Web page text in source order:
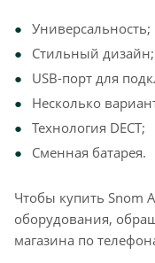
Универсальность;
Стильный дизайн;
USB-порт для
Несколько
Технология DECT;
Сменная батарея.
Чтобы купить Snom
оборудования,
магазина по